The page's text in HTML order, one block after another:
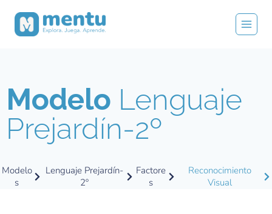
Modelo Lenguaje
Prejardín-2º
Modelo
s
Lenguaje Prejardín-
2º
Factore
s
Reconocimiento
Visual